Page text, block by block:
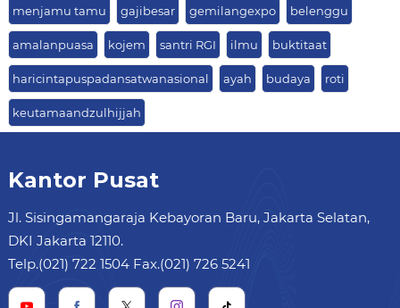
menjamu tamu gajibesar gemilangexpo belenggu
amalanpuasa kojem santri RGI ilmu buktitaat
haricintapuspadansatwanasional ayah budaya roti
keutamaandzulhijjah
Kantor Pusat
Jl. Sisingamangaraja Kebayoran Baru, Jakarta Selatan,
DKI Jakarta 12110.
Telp.(021) 722 1504 Fax.(021) 726 5241